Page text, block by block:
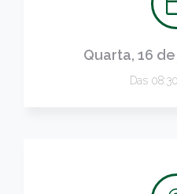
Quarta, 16
Das